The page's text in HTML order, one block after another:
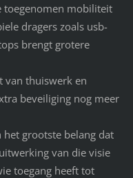
toegenomen mobiliteit
dragers zoals usb-
brengt grotere
van thuiswerk en
beveiliging nog meer
grootste belang dat
van die visie
toegang heeft tot